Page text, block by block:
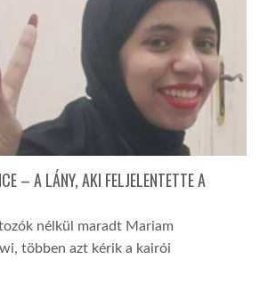
– A LÁNY, AKI FELJELENTETTE A
nélkül maradt Mariam
többen azt kérik a kairói